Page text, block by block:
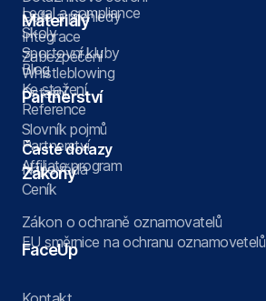
Data a přehledy
Integrace
Zabezpečení
Legal a compliance
Školy
Sportovní kluby
Whistleblowing
Ostatní
Materiály
Blog
Ke stažení
Reference
Slovník pojmů
Časté dotazy
Nápověda
Ceník
Partnerství
Partnerství
Affiliate program
Zákony
Zákon o ochraně oznamovatelů
EU směrnice na ochranu oznamovetelů
FaceUp